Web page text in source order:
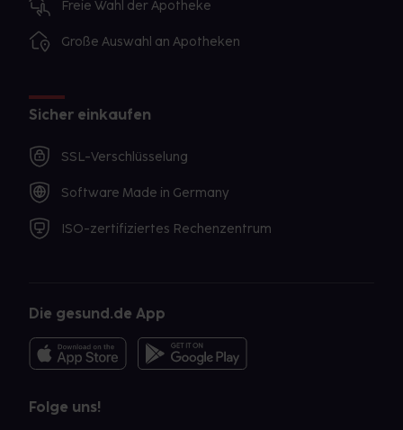
Freie Wahl der Apotheke
Große Auswahl an Apotheken
Sicher einkaufen
SSL-Verschlüsselung
Software Made in Germany
ISO-zertifiziertes Rechenzentrum
Die gesund.de App
Folge uns!